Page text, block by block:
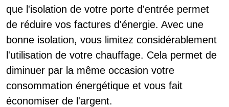
que l'isolation de votre porte d'entrée permet
de réduire vos factures d'énergie. Avec une
bonne isolation, vous limitez considérablement
l'utilisation de votre chauffage. Cela permet de
diminuer par la même occasion votre
consommation énergétique et vous fait
économiser de l'argent.